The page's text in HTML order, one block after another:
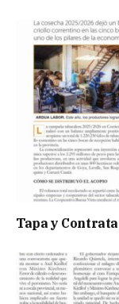
Tapa y